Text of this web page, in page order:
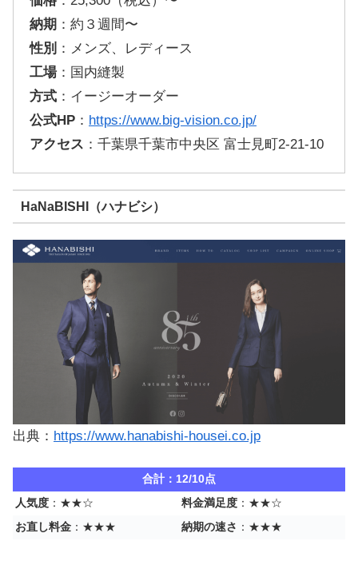
納期 ：約３週間〜
性別 ：メンズ、レディース
工場：国内縫製
方式 ：イージーオーダー
公式HP ： https://www.big-vision.co.jp/
アクセス ：千葉県千葉市中央区 富士見町2-21-10
HaNaBISHI（ハナビシ）
出典： https://www.hanabishi-housei.co.jp
合計：12/10点
人気度 ：★★☆ 料金満足度 ：★★☆
お直し料金 ：★★★ 納期の速さ ：★★★